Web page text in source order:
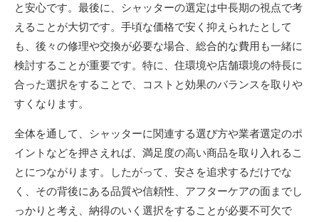
と安心です。最後に、シャッターの選定は中長期の視点で考
えることが大切です。手頃な価格で安く抑えられたとして
も、後々の修理や交換が必要な場合、総合的な費用も一緒に
検討することが重要です。特に、住環境や店舗環境の特長に
合った選択をすることで、コストと効果のバランスを取りや
すくなります。
全体を通して、シャッターに関連する選び方や業者選定のポ
イントなどを押さえれば、満足度の高い商品を取り入れるこ
とにつながります。したがって、安さを追求するだけでな
く、その背後にある品質や信頼性、アフターケアの面までし
っかりと考え、納得のいく選択をすることが必要不可欠で